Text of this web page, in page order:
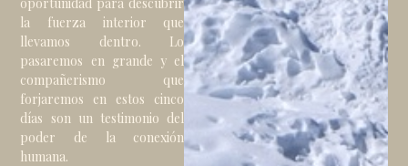
la fuerza interior que
llevamos dentro. Lo
pasaremos en grande y el
compañerismo que
forjaremos en estos cinco
días son un testimonio del
poder de la conexión
humana.